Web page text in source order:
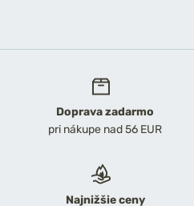
Doprava zadarmo
pri nákupe nad 56 EUR
Najnižšie ceny